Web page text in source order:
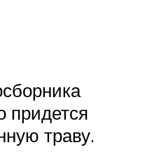
придется
траву.